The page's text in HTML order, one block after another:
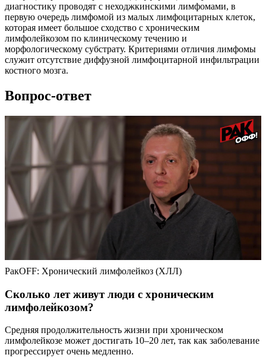
диагностику проводят с неходжкинскими лимфомами, в
первую очередь лимфомой из малых лимфоцитарных клеток,
которая имеет большое сходство с хроническим
лимфолейкозом по клиническому течению и
морфологическому субстрату. Критериями отличия лимфомы
служит отсутствие диффузной лимфоцитарной инфильтрации
костного мозга.
Вопрос-ответ
РакOFF: Хронический лимфолейкоз (ХЛЛ)
Сколько лет живут люди с хроническим
лимфолейкозом?
Средняя продолжительность жизни при хроническом
лимфолейкозе может достигать 10–20 лет, так как заболевание
прогрессирует очень медленно.